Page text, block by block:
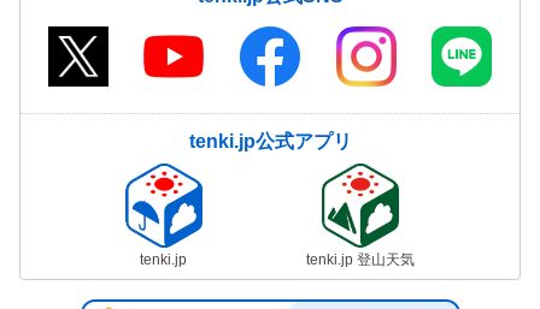
tenki.jp公式アプリ
tenki.jp tenki.jp 登山天気